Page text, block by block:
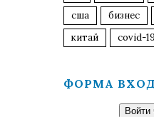
сша
бизнес
китай
covid-19
ФОРМА
Войти